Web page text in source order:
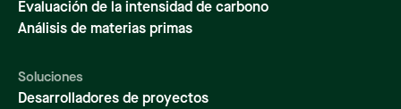
Evaluación de la intensidad de carbono
Análisis de materias primas
Soluciones
Desarrolladores de proyectos